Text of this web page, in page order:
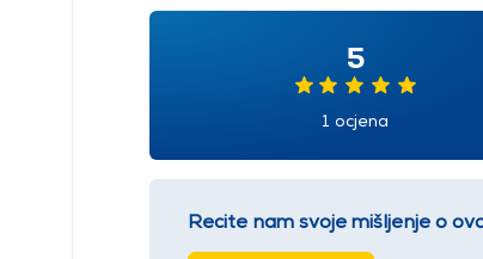
5
1 ocjena
Recite nam svoje mišljenje o